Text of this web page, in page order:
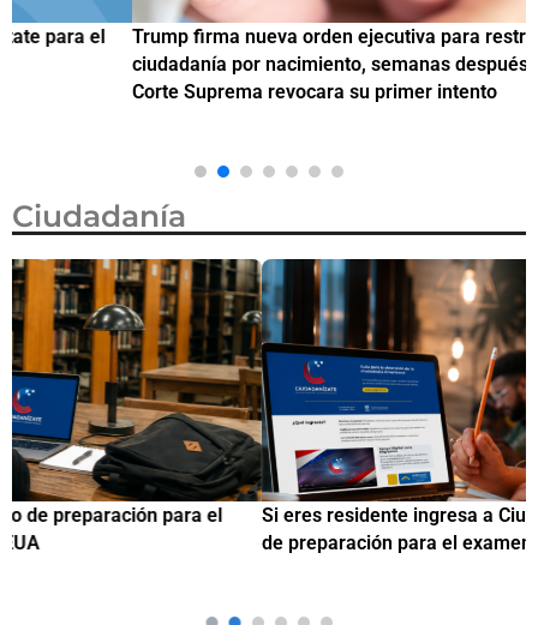
Trump firma nueva orden ejecutiva para restringir la
ciudadanía por nacimiento, semanas después de que la
Corte Suprema revocara su primer intento
Ciudadanía
Si eres residente ingresa a Ciudadanízate, el curso gratuito
de preparación para el examen de naturalización en EUA